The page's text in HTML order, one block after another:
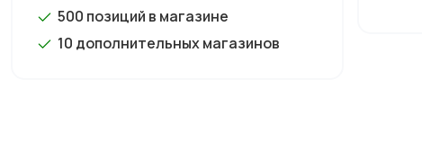
500 позиций в магазине
10 дополнительных магазинов